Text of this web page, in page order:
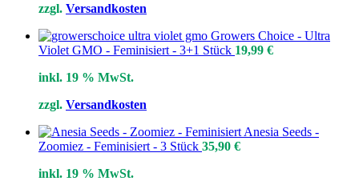
zzgl. Versandkosten
Growers Choice - Ultra
Violet GMO - Feminisiert - 3+1 Stück 19,99 €
inkl. 19 % MwSt.
zzgl. Versandkosten
Anesia Seeds -
Zoomiez - Feminisiert - 3 Stück 35,90 €
inkl. 19 % MwSt.